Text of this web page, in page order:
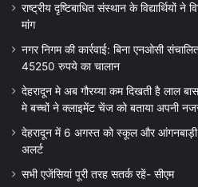
राष्ट्रीय दृष्टिबाधित संस्थान के विद्यार्थियों
मांग
नगर निगम की कार्रवाई: बिना एनओसी
45250 रुपये का चालान
देहरादून मे अब गौरय्या कम दिखती है लाल
मे बच्चों ने क्लाइमेंट चेंज को बताया अपनी
देहरादून में 6 अगस्त को स्कूल और आंगनबाड़ी
अलर्ट
सभी एजेंसियां पूरी तरह सतर्क रहें- सीएम